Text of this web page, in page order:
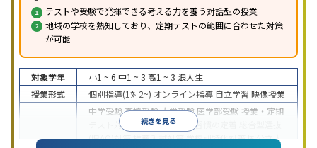
テストや受験で発揮できる考える力を養う対話型の授業
地域の学校を熟知しており、定期テストの範囲に合わせた対策
が可能
続きを見る
対象学年 小1 ~ 6 中1 ~ 3 高1 ~ 3 浪人生
授業形式
個別指導(1対2~) オンライン指導 自立学習 映像授業
中学受験高校受験大学受験 医学部受験 授業・定期
テスト対策
内申点対策 学習習慣の定着
(旧AO)対策推薦入試対策学校別特化対策国公立大